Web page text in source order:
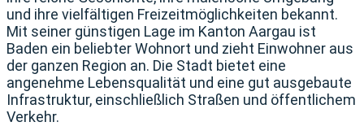
und ihre vielfältigen Freizeitmöglichkeiten bekannt.
Mit seiner günstigen Lage im Kanton Aargau ist
Baden ein beliebter Wohnort und zieht Einwohner aus
der ganzen Region an. Die Stadt bietet eine
angenehme Lebensqualität und eine gut ausgebaute
Infrastruktur, einschließlich Straßen und öffentlichem
Verkehr.